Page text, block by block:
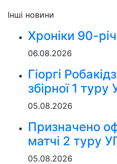
Інші новини
Хроніки 90-
06.08.2026
Гіоргі
збірної 1 туру
05.08.2026
Призначено
матчі 2 туру
05.08.2026